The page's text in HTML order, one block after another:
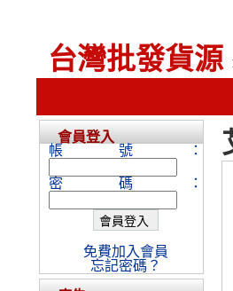
台灣批發貨源
會員登入
帳號：
密碼：
免費加入會員
忘記密碼？